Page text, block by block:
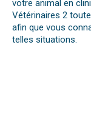
votre animal en
Vétérinaires 2
afin que vous
telles situations.